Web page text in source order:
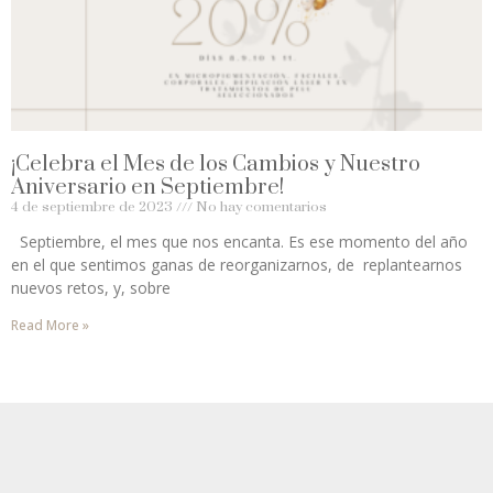
¡Celebra el Mes de los Cambios y Nuestro
Aniversario en Septiembre!
4 de septiembre de 2023 No hay comentarios
Septiembre, el mes que nos encanta. Es ese momento del año
en el que sentimos ganas de reorganizarnos, de replantearnos
nuevos retos, y, sobre
Read More »